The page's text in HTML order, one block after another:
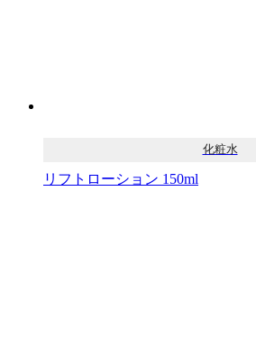
化粧水
リフトローション 150ml